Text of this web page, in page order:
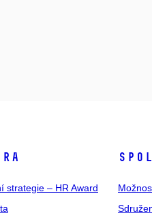
strategie – HR Award